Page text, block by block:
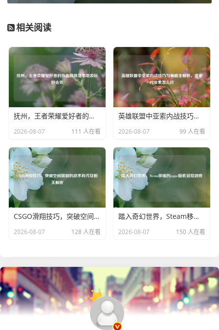
那些成功在限时期间获得未来之翼的玩家，会因为这份来之
因在限时期间未能获取未来之翼，之后便只能看着它成为回
忆，这可能会让他们在后续的游戏过程中，每当看到其他玩
家使用未来之翼时,心中都会涌起一丝失落。
和平精英未来之翼限时是游戏开发者基于多种因素做出的决
策，它在一定程度上影响着游戏的运营和玩家的体验，既带
来了刺激和挑战，也留下了一些遗憾，玩家们在关注未来之
翼限时情况的同时，也在不断探索如何在有限的时间内与这
款独特的游戏道具建立属于自己的故事，无论限时与否，和
平精英未来之翼都已成为游戏历程中的一个重要符号，深刻
影响着玩家们对这款游戏的热爱与追求。
相关阅读
抚州，王者荣耀爱好者的热血战场及本地游玩好去处
2026-08-07 111 人在看
英雄联盟中亚索内战技巧与策略全解析，亚索对亚索怎么打
2026-08-07 99 人在看
CSGO滑翔技巧，突破空间限制的战术利刃及相关解析
2026-08-07 128 人在看
踏入奇幻世界，Steam移植的rogue随机冒险游戏
2026-08-07 150 人在看